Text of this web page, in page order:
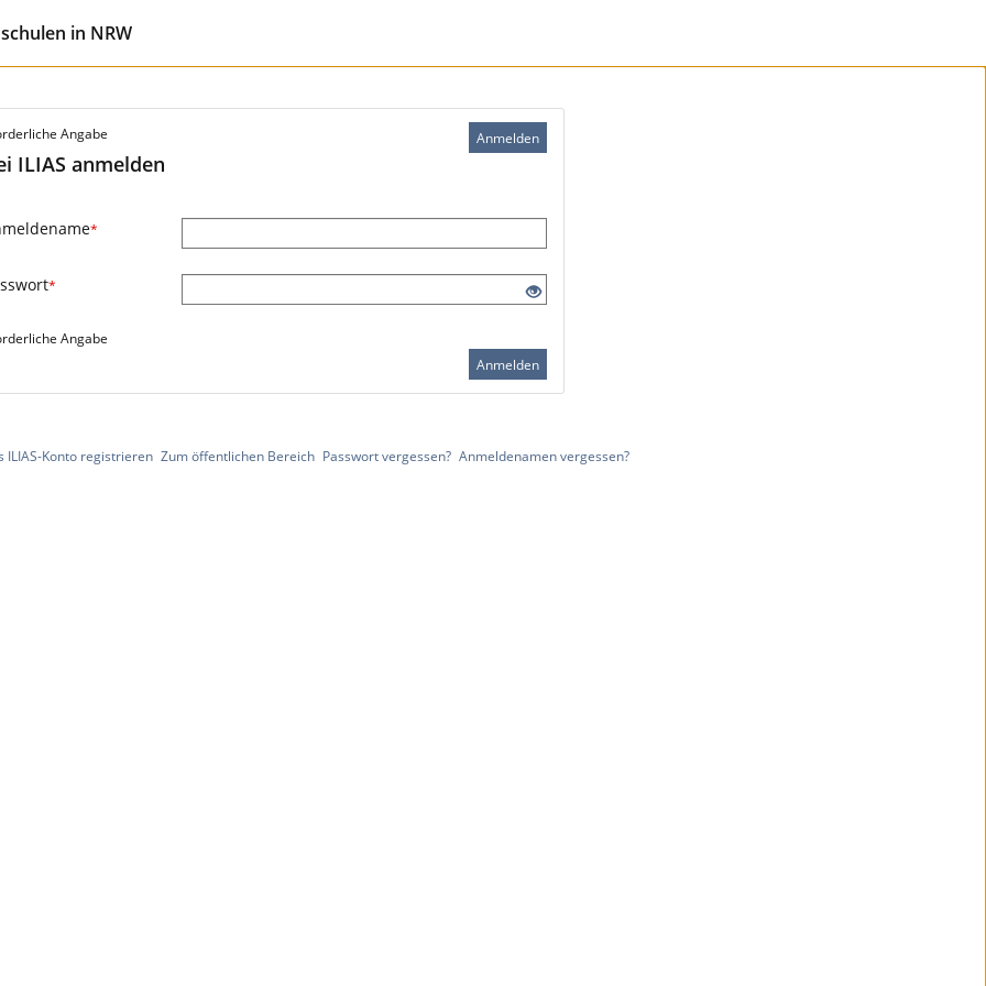
in NRW
Anmelden
Angabe
ILIAS anmelden
*
*
Angabe
Anmelden
ILIAS-Konto registrieren Zum öffentlichen Bereich Passwort vergessen? Anmeldenamen vergessen?